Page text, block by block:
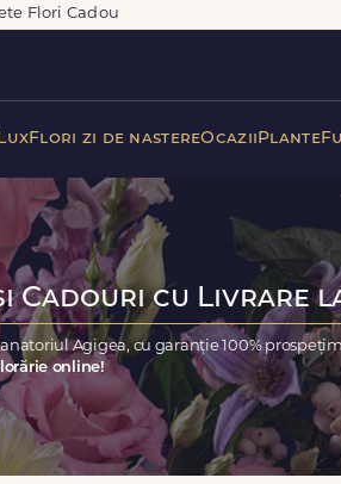
Flori Cadou
Flori zi de nastereOcazii Plante
Cadouri cu Livrare
Agigea, cu garanție 100%
online!